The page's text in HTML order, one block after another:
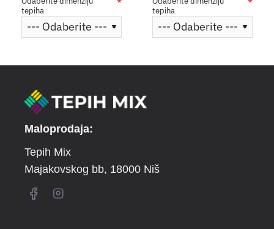
tepiha
tepiha
Maloprodaja:
Tepih Mix
Majakovskog bb, 18000 Niš